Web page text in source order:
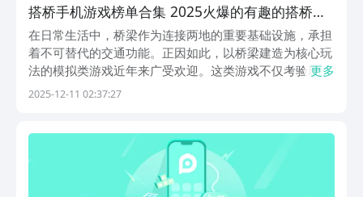
搭桥手机游戏榜单合集 2025火爆的有趣的搭桥建
造类游戏分享
在日常生活中，桥梁作为连接两地的重要基础设施，承担
着不可替代的交通功能。正因如此，以桥梁建造为核心玩
法的模拟类游戏近年来广受欢迎。这类游戏不仅考验玩家
的空间想象力与结构设计能力，还融合了基础力学、材料
更多
2025-12-11 02:37:27